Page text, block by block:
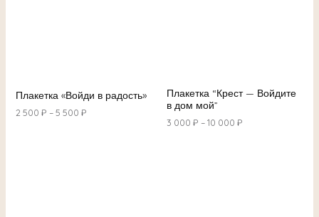
Плакетка «Войди в радость»
2 500 ₽ –5 500 ₽
Плакетка “Крест — Войдите
в дом мой”
3 000 ₽ –10 000 ₽